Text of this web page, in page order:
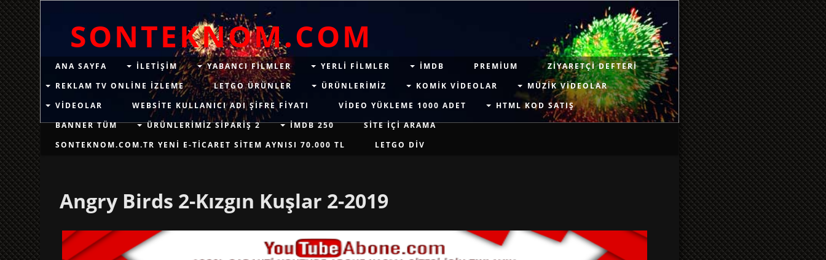
SONTEKNOM.COM
ANA SAYFA ILETIŞIM YABANCI FILMLER YERLI FILMLER IMDB PREMIUM
ZIYARETÇI DEFTERI
REKLAM TV ONLINE IZLEME
LETGO ÜRÜNLER ÜRÜNLERIMIZ KOMIK VIDEOLAR
MÜZIK VIDEOLAR
VIDEOLAR
WEBSITE KULLANICI ADI ŞIFRE FIYATI VIDEO YÜKLEME 1000 ADET
HTML KOD SATIŞ
BANNER TÜM
ÜRÜNLERIMIZ SIPARIŞ 2 İMDB 250
SITE IÇI ARAMA
SONTEKNOM.COM.TR YENI E-TICARET SITEM AYNISI 70.000 TL
LETGO DIV
Angry Birds 2-Kızgın Kuşlar 2-2019